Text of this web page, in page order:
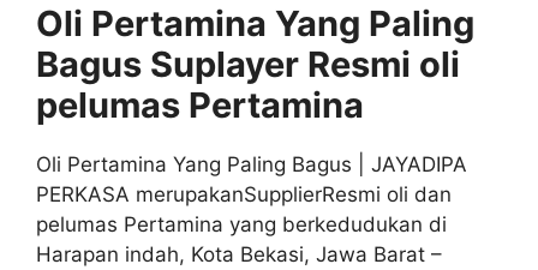
Oli Pertamina Yang Paling
Bagus Suplayer Resmi oli
pelumas Pertamina
Oli Pertamina Yang Paling Bagus | JAYADIPA
PERKASA merupakanSupplierResmi oli dan
pelumas Pertamina yang berkedudukan di
Harapan indah, Kota Bekasi, Jawa Barat –